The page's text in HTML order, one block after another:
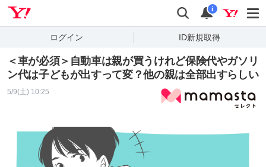
検索 通知
i
ログイン ID新規取得
＜車が必須＞自動車は親が買うけれど保険代やガソリ
ン代は子どもが出すって変？他の親は全部出すらしい
5/9(土) 10:25